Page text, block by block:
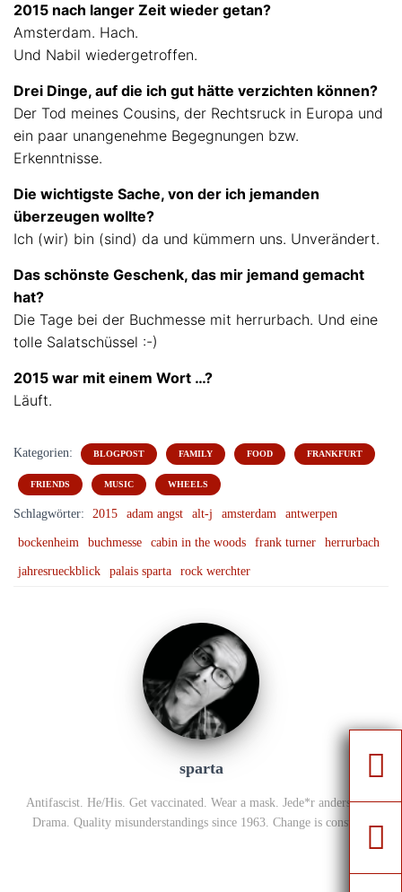
2015 nach langer Zeit wieder getan?
Amsterdam. Hach.
Und Nabil wiedergetroffen.
Drei Dinge, auf die ich gut hätte verzichten können?
Der Tod meines Cousins, der Rechtsruck in Europa und
ein paar unangenehme Begegnungen bzw.
Erkenntnisse.
Die wichtigste Sache, von der ich jemanden
überzeugen wollte?
Ich (wir) bin (sind) da und kümmern uns. Unverändert.
Das schönste Geschenk, das mir jemand gemacht
hat?
Die Tage bei der Buchmesse mit herrurbach. Und eine
tolle Salatschüssel :-)
2015 war mit einem Wort …?
Läuft.
Kategorien: BLOGPOST FAMILY FOOD FRANKFURT
FRIENDS MUSIC WHEELS
Schlagwörter: 2015 adam angst alt-j amsterdam antwerpen
bockenheim buchmesse cabin in the woods frank turner herrurbach
jahresrueckblick palais sparta rock werchter
sparta
Antifascist. He/His. Get vaccinated. Wear a mask. Jede*r anders, alle
Drama. Quality misunderstandings since 1963. Change is constant.